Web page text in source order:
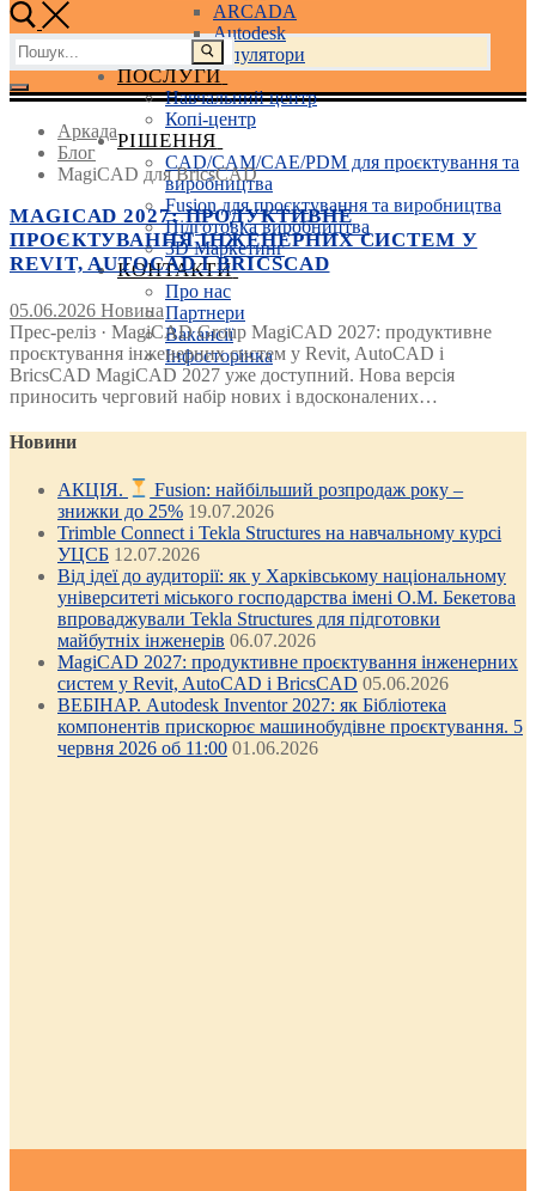
ARCADA
Autodesk
3D маніпулятори
ПОСЛУГИ
Навчальний центр
Копі-центр
РІШЕННЯ
CAD/CAM/CAE/PDM для проєктування та
виробництва
Fusion для проєктування та виробництва
Підготовка виробництва
3D Маркетинг
КОНТАКТИ
Про нас
Партнери
Вакансії
Інфосторінка
Пошук:
Аркада
Блог
MagiCAD для BricsCAD
MAGICAD 2027: ПРОДУКТИВНЕ
ПРОЄКТУВАННЯ ІНЖЕНЕРНИХ СИСТЕМ У
REVIT, AUTOCAD І BRICSCAD
05.06.2026 Новина
Прес-реліз · MagiCAD Group MagiCAD 2027: продуктивне
проєктування інженерних систем у Revit, AutoCAD і
BricsCAD MagiCAD 2027 уже доступний. Нова версія
приносить черговий набір нових і вдосконалених…
Новини
АКЦІЯ.
Fusion: найбільший розпродаж року –
знижки до 25% 19.07.2026
Trimble Connect і Tekla Structures на навчальному курсі
УЦСБ 12.07.2026
Від ідеї до аудиторії: як у Харківському національному
університеті міського господарства імені О.М. Бекетова
впроваджували Tekla Structures для підготовки
майбутніх інженерів 06.07.2026
MagiCAD 2027: продуктивне проєктування інженерних
систем у Revit, AutoCAD і BricsCAD 05.06.2026
ВЕБІНАР. Autodesk Inventor 2027: як Бібліотека
компонентів прискорює машинобудівне проєктування. 5
червня 2026 об 11:00 01.06.2026